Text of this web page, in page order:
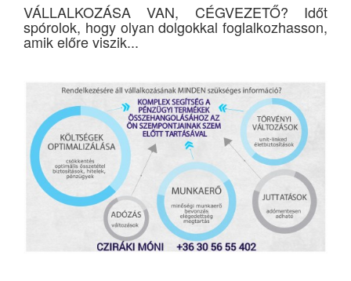
VÁLLALKOZÁSA VAN, CÉGVEZETŐ? Időt
spórolok, hogy olyan dolgokkal foglalkozhasson,
amik előre viszik...